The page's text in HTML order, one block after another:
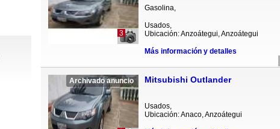
3
Gasolina,
Usados,
Ubicación: Anzoátegui, Anzoátegui
Más información y detalles
Archivado anuncio Mitsubishi Outlander
Usados,
Ubicación: Anaco, Anzoátegui